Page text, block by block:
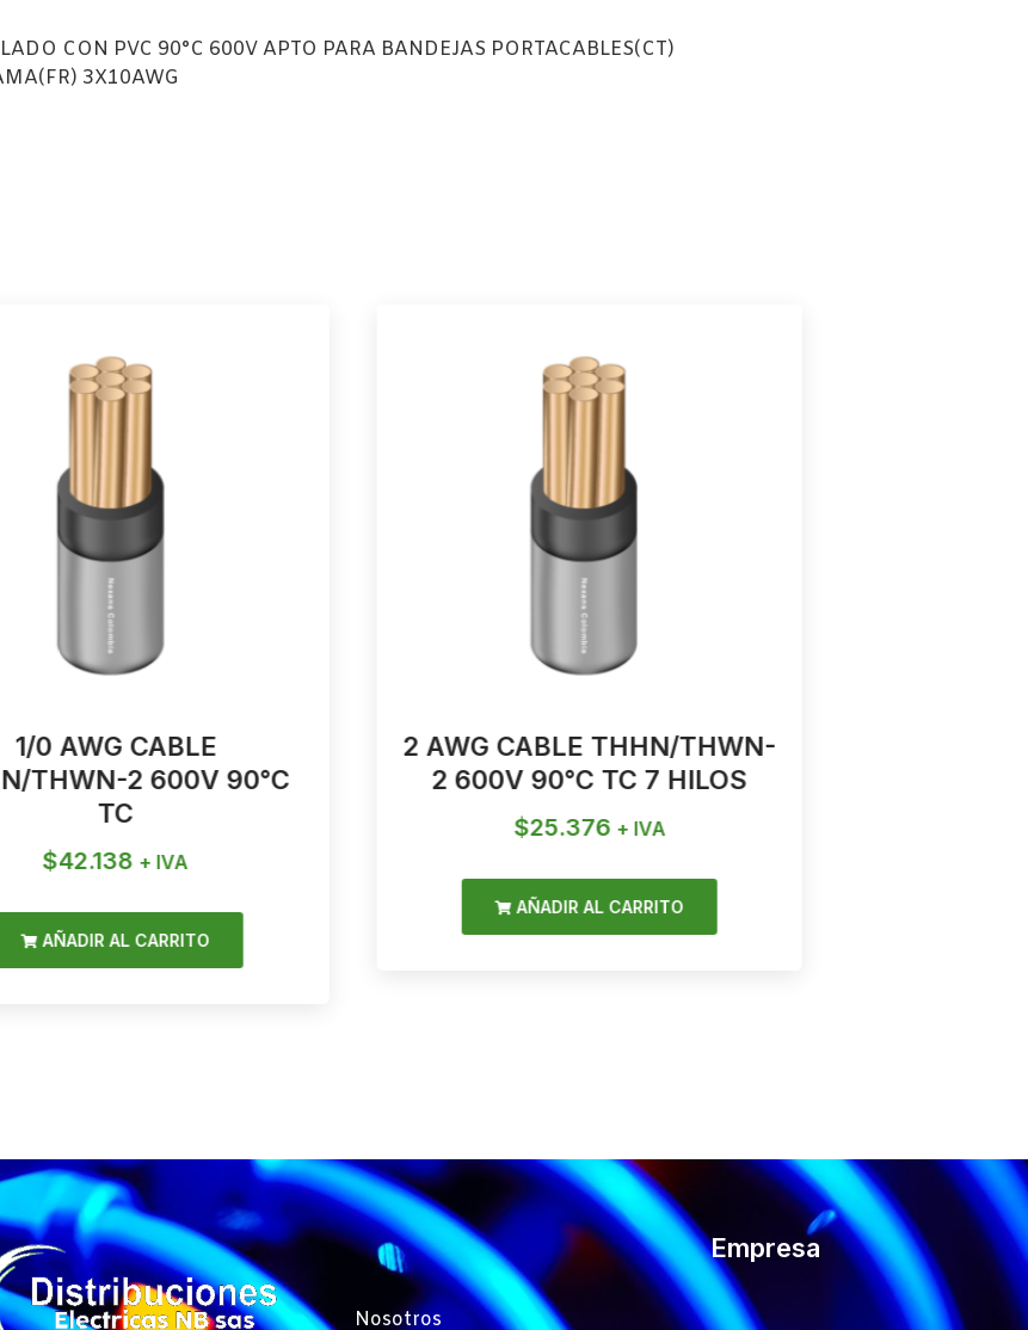
CON PVC 90°C 600V APTO PARA BANDEJAS PORTACABLES(CT)
3X10AWG
1/0 AWG CABLE
THWN-2 600V 90°C
TC
$42.138 + IVA
AÑADIR AL CARRITO
2 AWG CABLE THHN/THWN-
2 600V 90°C TC 7 HILOS
$25.376 + IVA
AÑADIR AL CARRITO
Empresa
Nosotros